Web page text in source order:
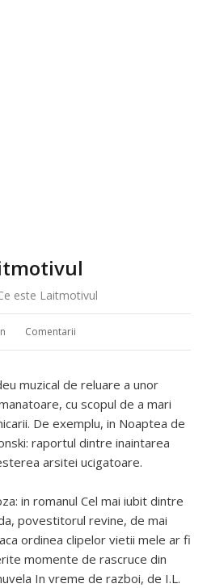
este Laitmotivul
Comentarii
muzical de reluare a unor
cu scopul de a mari
De exemplu, in Noaptea de
raportul dintre inaintarea
arsitei ucigatoare.
in romanul Cel mai iubit dintre
povestitorul revine, de mai
ordinea clipelor vietii mele ar fi
momente de rascruce din
In vreme de razboi, de I.L.